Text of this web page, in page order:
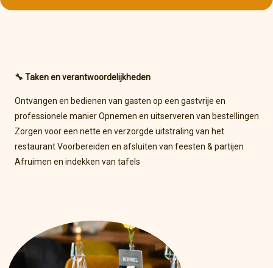
🔧 Taken en verantwoordelijkheden
Ontvangen en bedienen van gasten op een gastvrije en
professionele manierOpnemen en uitserveren van bestellingen
Zorgen voor een nette en verzorgde uitstraling van het
restaurantVoorbereiden en afsluiten van feesten & partijen
Afruimen en indekken van tafels